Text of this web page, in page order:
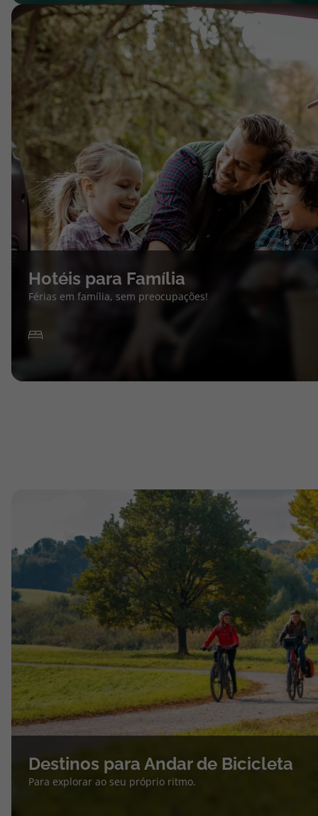
Hotéis para Família
Férias em família, sem preocupações!
Destinos para Andar de Bicicleta
Para explorar ao seu próprio ritmo.